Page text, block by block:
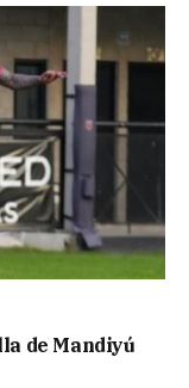
de Mandiyú